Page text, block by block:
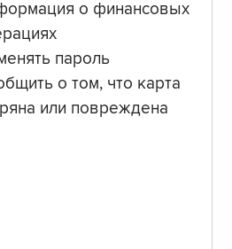
о финансовых
пароль
о том, что карта
или повреждена